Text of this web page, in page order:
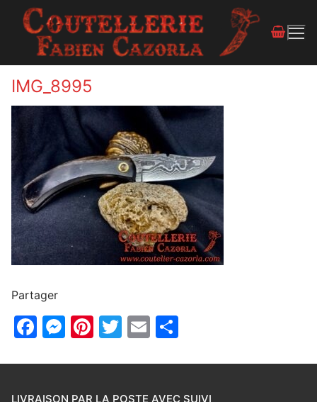
IMG_8995
Partager
Facebook
Messenger
Pinterest
Twitter
Email
LIVRAISON PAR LA POSTE AVEC SUIVI